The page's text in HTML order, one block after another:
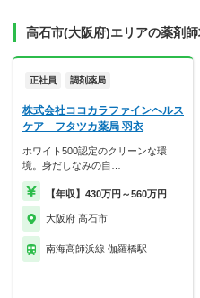
高石市(大阪府)エリアの薬剤師
正社員 調剤薬局
株式会社ココカラファインヘルス
ケア フタツカ薬局 羽衣
ホワイト500認定のクリーンな環
境。身だしなみの自…
【年収】430万円～560万円
大阪府 高石市
南海高師浜線 伽羅橋駅